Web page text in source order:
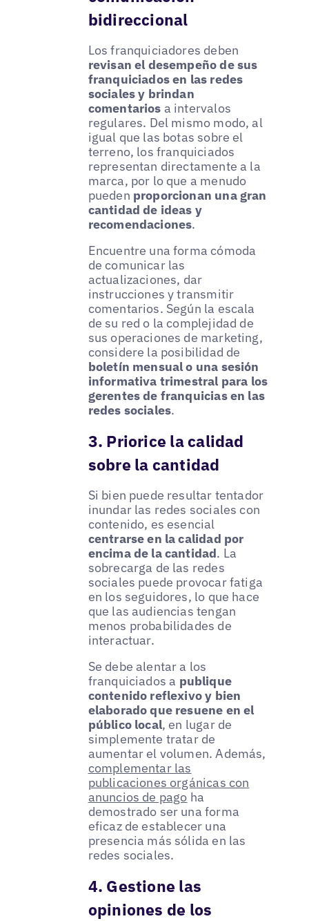
bidireccional
Los franquiciadores deben
revisan el desempeño de sus
franquiciados en las redes
sociales y brindan
comentarios a intervalos
regulares. Del mismo modo, al
igual que las botas sobre el
terreno, los franquiciados
representan directamente a la
marca, por lo que a menudo
pueden proporcionan una gran
cantidad de ideas y
recomendaciones.
Encuentre una forma cómoda
de comunicar las
actualizaciones, dar
instrucciones y transmitir
comentarios. Según la escala
de su red o la complejidad de
sus operaciones de marketing,
considere la posibilidad de
boletín mensual o una sesión
informativa trimestral para los
gerentes de franquicias en las
redes sociales.
3. Priorice la calidad
sobre la cantidad
Si bien puede resultar tentador
inundar las redes sociales con
contenido, es esencial
centrarse en la calidad por
encima de la cantidad. La
sobrecarga de las redes
sociales puede provocar fatiga
en los seguidores, lo que hace
que las audiencias tengan
menos probabilidades de
interactuar.
Se debe alentar a los
franquiciados a publique
contenido reflexivo y bien
elaborado que resuene en el
público local, en lugar de
simplemente tratar de
aumentar el volumen. Además,
complementar las
publicaciones orgánicas con
anuncios de pago ha
demostrado ser una forma
eficaz de establecer una
presencia más sólida en las
redes sociales.
4. Gestione las
opiniones de los